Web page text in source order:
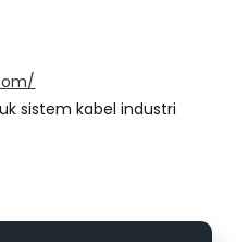
sistem kabel industri